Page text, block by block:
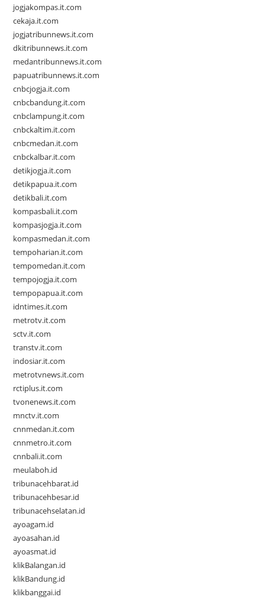
jogjakompas.it.com
cekaja.it.com
jogjatribunnews.it.com
dkitribunnews.it.com
medantribunnews.it.com
papuatribunnews.it.com
cnbcjogja.it.com
cnbcbandung.it.com
cnbclampung.it.com
cnbckaltim.it.com
cnbcmedan.it.com
cnbckalbar.it.com
detikjogja.it.com
detikpapua.it.com
detikbali.it.com
kompasbali.it.com
kompasjogja.it.com
kompasmedan.it.com
tempoharian.it.com
tempomedan.it.com
tempojogja.it.com
tempopapua.it.com
idntimes.it.com
metrotv.it.com
sctv.it.com
transtv.it.com
indosiar.it.com
metrotvnews.it.com
rctiplus.it.com
tvonenews.it.com
mnctv.it.com
cnnmedan.it.com
cnnmetro.it.com
cnnbali.it.com
meulaboh.id
tribunacehbarat.id
tribunacehbesar.id
tribunacehselatan.id
ayoagam.id
ayoasahan.id
ayoasmat.id
klikBalangan.id
klikBandung.id
klikbanggai.id